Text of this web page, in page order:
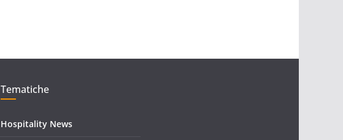
Tematiche
Hospitality News